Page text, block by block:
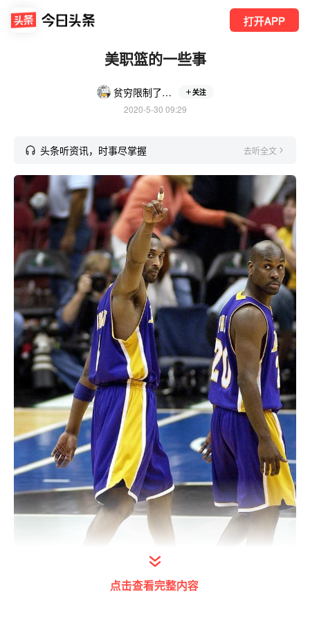
打开APP
美职篮的一些事
贫穷限制了我的想象力 关注
2020-5-30 09:29
头条听资讯，时事尽掌握 去听全文
点击查看完整内容